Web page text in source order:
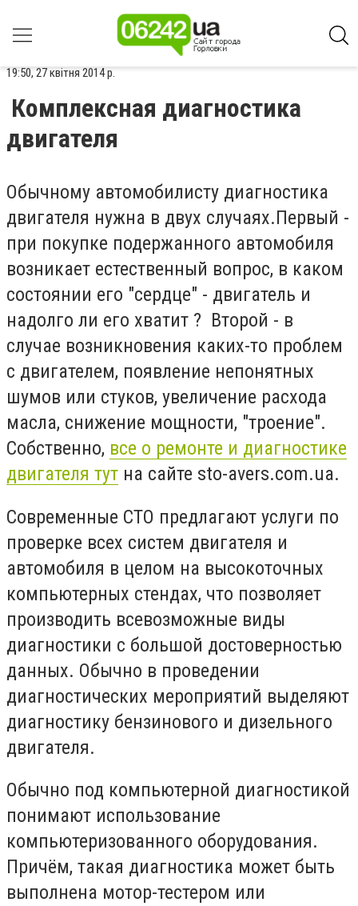
19:50, 27 квітня 2014 р.
Комплексная диагностика
двигателя
Обычному автомобилисту диагностика
двигателя нужна в двух случаях.Первый -
при покупке подержанного автомобиля
возникает естественный вопрос, в каком
состоянии его "сердце" - двигатель и
надолго ли его хватит ? Второй - в
случае возникновения каких-то проблем
с двигателем, появление непонятных
шумов или стуков, увеличение расхода
масла, снижение мощности, "троение".
Собственно, все о ремонте и диагностике
двигателя тут на сайте sto-avers.com.ua.
Современные СТО предлагают услуги по
проверке всех систем двигателя и
автомобиля в целом на высокоточных
компьютерных стендах, что позволяет
производить всевозможные виды
диагностики с большой достоверностью
данных. Обычно в проведении
диагностических мероприятий выделяют
диагностику бензинового и дизельного
двигателя.
Обычно под компьютерной диагностикой
понимают использование
компьютеризованного оборудования.
Причём, такая диагностика может быть
выполнена мотор-тестером или